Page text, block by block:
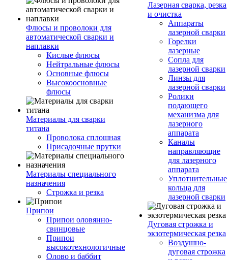
Флюсы и проволоки для
автоматической сварки и
наплавки
Кислые флюсы
Нейтральные флюсы
Основные флюсы
Высокоосновные
флюсы
Материалы для сварки
титана
Проволока сплошная
Присадочные прутки
Материалы специального
назначения
Строжка и резка
Припои
Припои оловянно-
свинцовые
Припои
высокотехнологичные
Олово и баббит
Лазерная сварка, резка
и очистка
Аппараты
лазерной сварки
Горелки
лазерные
Сопла для
лазерной сварки
Линзы для
лазерной сварки
Ролики
подающего
механизма для
лазерного
аппарата
Каналы
направляющие
для лазерного
аппарата
Уплотнительные
кольца для
лазерной сварки
Дуговая строжка и
экзотермическая резка
Воздушно-
дуговая строжка